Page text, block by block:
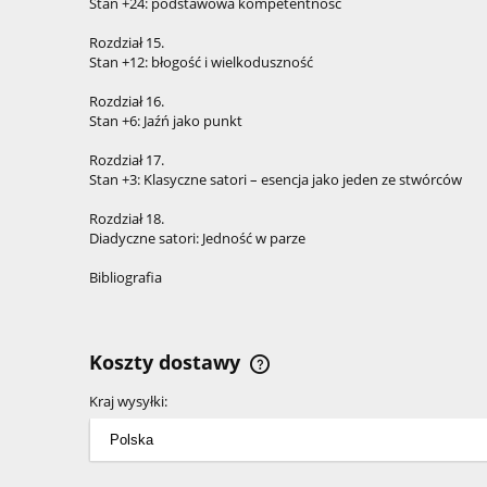
Rozdział 15.
Stan +12: błogość i wielkoduszność
Rozdział 16.
Stan +6: Jaźń jako punkt
Rozdział 17.
Stan +3: Klasyczne satori – esencja jako jeden ze stwórców
Rozdział 18.
Diadyczne satori: Jedność w parze
Bibliografia
Koszty dostawy
Kraj wysyłki: